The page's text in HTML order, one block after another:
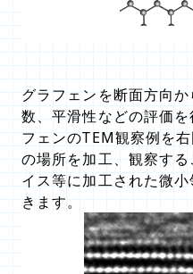
グラフェンを断面方向
数、平滑性などの評価
フェンのTEM観察例を
の場所を加工、観察す
イス等に加工された微
きます。